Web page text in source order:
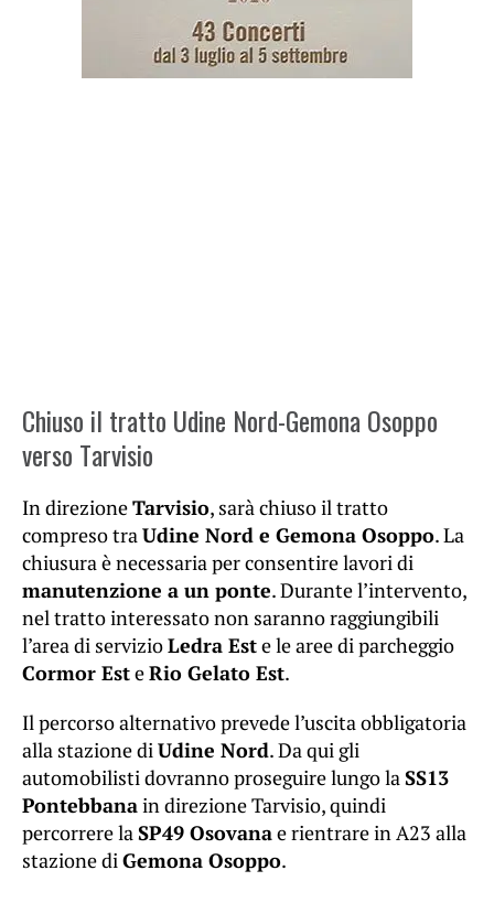
Chiuso il tratto Udine Nord-Gemona Osoppo
verso Tarvisio
In direzioneTarvisio, sarà chiuso il tratto
compreso traUdine Nord e Gemona Osoppo. La
chiusura è necessaria per consentire lavori di
manutenzione a un ponte. Durante l’intervento,
nel tratto interessato non saranno raggiungibili
l’area di servizioLedra Este le aree di parcheggio
Cormor EsteRio Gelato Est.
Il percorso alternativo prevede l’uscita obbligatoria
alla stazione diUdine Nord. Da qui gli
automobilisti dovranno proseguire lungo laSS13
Pontebbanain direzione Tarvisio, quindi
percorrere laSP49 Osovanae rientrare in A23 alla
stazione diGemona Osoppo.